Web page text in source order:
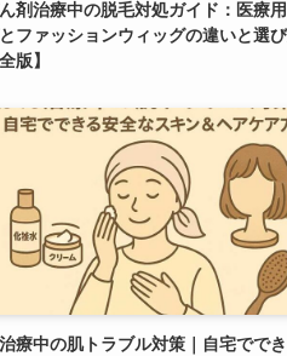
剤治療中の脱毛対処ガイド：医療
ファッションウィッグの違いと選
版】
療中の肌トラブル対策｜自宅でで